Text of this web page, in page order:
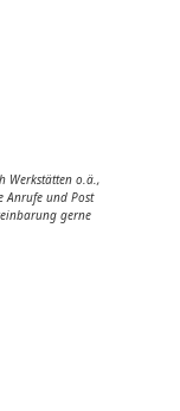
Werkstätten o.ä.,
Anrufe und Post
gerne